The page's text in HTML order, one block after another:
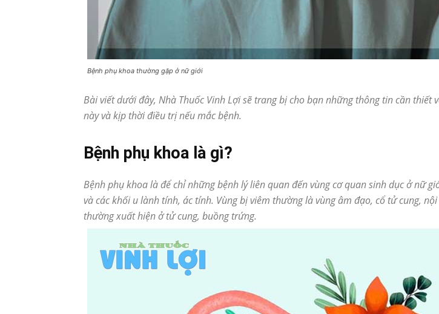
Bệnh phụ khoa thường gặp ở nữ giới
Bài viết dưới đây, Nhà Thuốc Vinh Lợi sẽ trang bị cho bạn những thông tin cần thiết
này và kịp thời điều trị nếu mắc bệnh.
Bệnh phụ khoa là gì?
Bệnh phụ khoa là để chỉ những bệnh lý liên quan đến vùng cơ quan sinh dục ở nữ
và các khối u lành tính, ác tính. Vùng bị viêm thường là vùng âm đạo, cổ tử cung,
thường xuất hiện ở tử cung, buồng trứng.